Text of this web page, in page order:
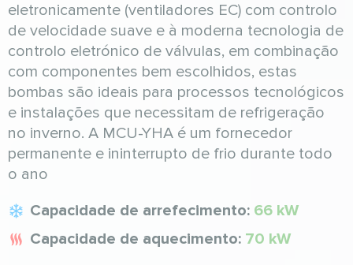
eletronicamente (ventiladores EC) com controlo
de velocidade suave e à moderna tecnologia de
controlo eletrónico de válvulas, em combinação
com componentes bem escolhidos, estas
bombas são ideais para processos tecnológicos
e instalações que necessitam de refrigeração
no inverno. A MCU-YHA é um fornecedor
permanente e ininterrupto de frio durante todo
o ano
Capacidade de arrefecimento: 66 kW
Capacidade de aquecimento: 70 kW